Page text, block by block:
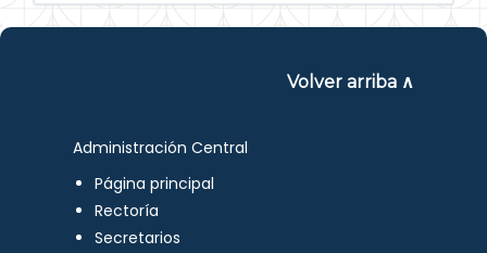
Volver arriba ∧
Administración Central
Página principal
Rectoría
Secretarios